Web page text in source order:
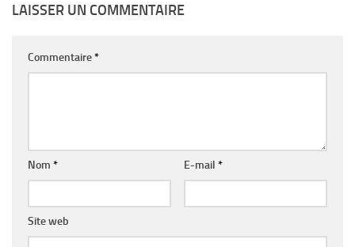
LAISSER UN COMMENTAIRE
Commentaire*
Nom * E-mail *
Site web